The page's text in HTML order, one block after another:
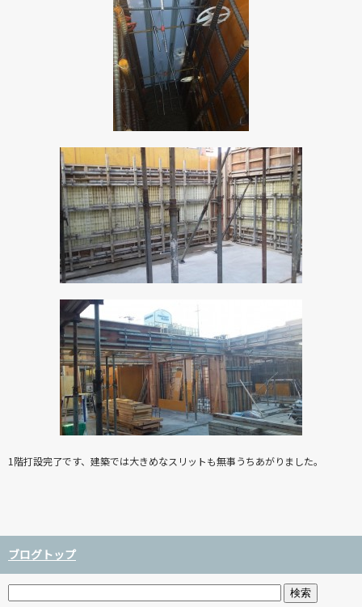
1階打設完了です、建築では大きめなスリットも無事うちあがりました。
ブログトップ